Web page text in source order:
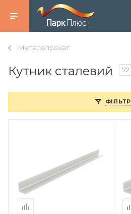
Металопрокат
Кутник сталевий 72
ФІЛЬТР